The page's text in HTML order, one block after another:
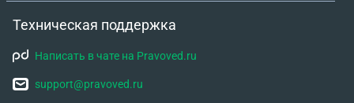
Техническая поддержка
Написать в чате на Pravoved.ru
support@pravoved.ru